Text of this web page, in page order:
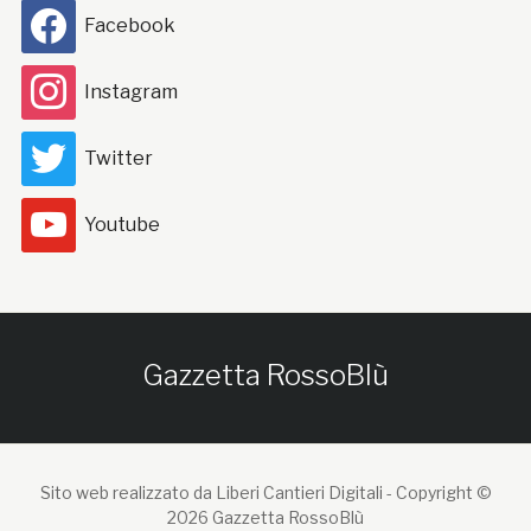
Facebook
Instagram
Twitter
Youtube
Gazzetta RossoBlù
Sito web realizzato da Liberi Cantieri Digitali - Copyright ©
2026 Gazzetta RossoBlù